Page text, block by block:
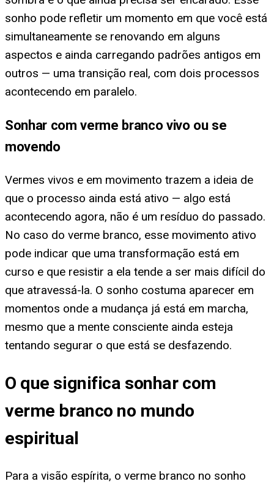
sonho pode refletir um momento em que você está
simultaneamente se renovando em alguns
aspectos e ainda carregando padrões antigos em
outros — uma transição real, com dois processos
acontecendo em paralelo.
Sonhar com verme branco vivo ou se
movendo
Vermes vivos e em movimento trazem a ideia de
que o processo ainda está ativo — algo está
acontecendo agora, não é um resíduo do passado.
No caso do verme branco, esse movimento ativo
pode indicar que uma transformação está em
curso e que resistir a ela tende a ser mais difícil do
que atravessá-la. O sonho costuma aparecer em
momentos onde a mudança já está em marcha,
mesmo que a mente consciente ainda esteja
tentando segurar o que está se desfazendo.
O que significa sonhar com
verme branco no mundo
espiritual
Para a visão espírita, o verme branco no sonho